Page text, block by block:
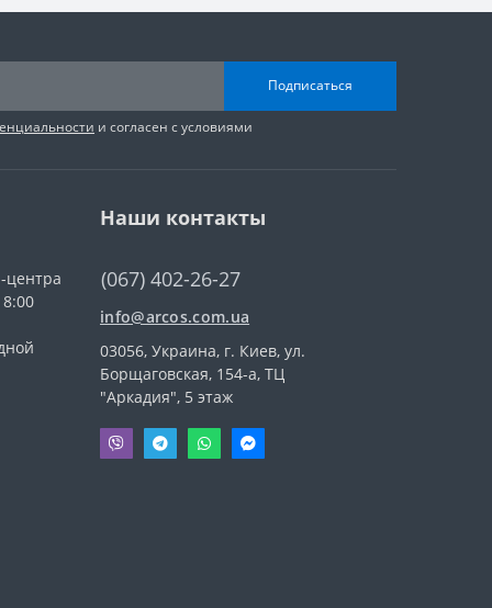
Подписаться
и согласен с условиями
центра
Наши контакты
(067) 402-26-27
info@arcos.com.ua
03056, Украина, г. Киев, ул.
Борщаговская, 154-а, ТЦ
"Аркадия", 5 этаж